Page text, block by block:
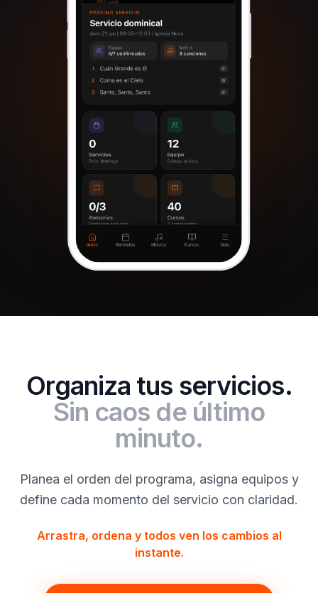
Organiza tus servicios.
Sin caos de último
minuto.
Planea el orden del programa, asigna equipos y
define cada momento del servicio con claridad.
Arrastra, ordena y todos ven los cambios al
instante.